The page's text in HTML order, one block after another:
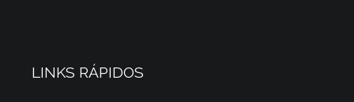
LINKS RÁPIDOS